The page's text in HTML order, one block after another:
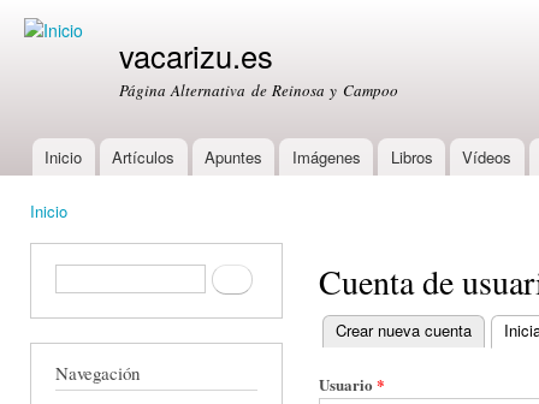
vacarizu.es
Página Alternativa de Reinosa y Campoo
Main menu
Inicio Artículos Apuntes Imágenes Libros Vídeos
Inicio
Formulario de búsquedaBuscar
Navegación
Cuenta de
Primary tabs
Crear nueva cuenta
Usuario *